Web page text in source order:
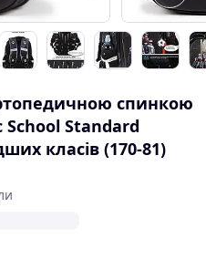
спинкою
Standard
класів (170-81)